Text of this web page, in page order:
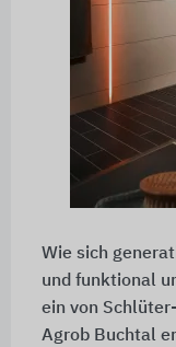
Wie sich
und funktional
ein von
Agrob Buchtal